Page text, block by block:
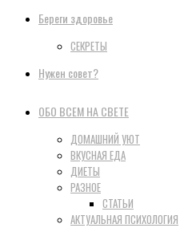
Береги здоровье
СЕКРЕТЫ
Нужен совет?
ОБО ВСЕМ НА СВЕТЕ
ДОМАШНИЙ УЮТ
ВКУСНАЯ ЕДА
ДИЕТЫ
РАЗНОЕ
СТАТЬИ
АКТУАЛЬНАЯ ПСИХОЛОГИЯ